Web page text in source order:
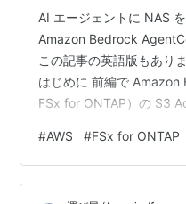
AI エージェントに NAS
Amazon Bedrock
この記事の英語版もあり
はじめに 前編で
FSx for ONTAP）の S3
（ARP/AI インシデント
規制保持期間管理）を組
作方法を知っている人」
#AWS #FSx for ONTAP